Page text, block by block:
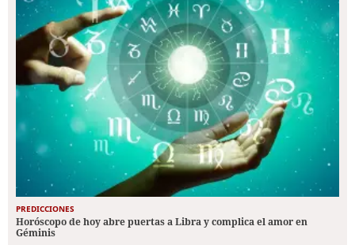
PREDICCIONES
Horóscopo de hoy abre puertas a Libra y complica el amor en
Géminis